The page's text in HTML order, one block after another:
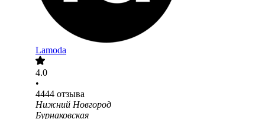
Lamoda
4.0
•
4444 отзыва
Нижний Новгород
Бурнаковская